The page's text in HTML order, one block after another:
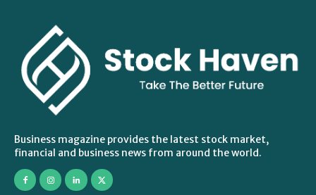
Business magazine provides the latest stock market,
financial and business news from around the world.